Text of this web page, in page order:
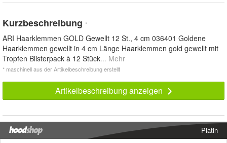
Kurzbeschreibung *
ARI Haarklemmen GOLD Gewellt 12 St., 4 cm 036401 Goldene
Haarklemmen gewellt in 4 cm Länge Haarklemmen gold gewellt mit
Tropfen Blisterpack à 12 Stück... Mehr
* maschinell aus der Artikelbeschreibung erstellt
Artikelbeschreibung anzeigen
Platin